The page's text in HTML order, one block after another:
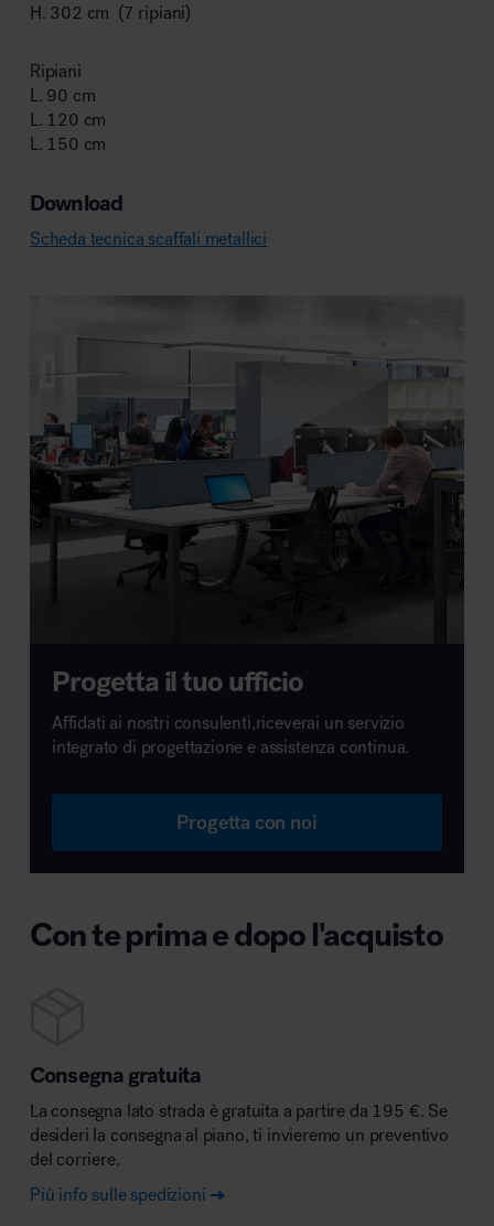
H. 302 cm (7 ripiani)
Ripiani
L. 90 cm
L. 120 cm
L. 150 cm
Download
Scheda tecnica scaffali metallici
Progetta il tuo ufficio
Affidati ai nostri consulenti,riceverai un servizio
integrato di progettazione e assistenza continua.
Progetta con noi
Con te prima e dopo l'acquisto
Consegna gratuita
La consegna lato strada è gratuita a partire da 195 €. Se
desideri la consegna al piano, ti invieremo un preventivo
del corriere.
Più info sulle spedizioni